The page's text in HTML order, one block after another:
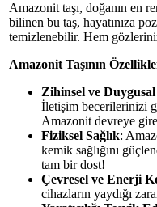
Amazonit taşı, doğanın en
bilinen bu taş, hayatınıza
temizlenebilir. Hem
Amazonit Taşının
Zihinsel ve
İletişim becerilerinizi
Amazonit devreye
Fiziksel Sağlık:
kemik sağlığını
tam bir dost!
Çevresel ve Enerji
cihazların yaydığı